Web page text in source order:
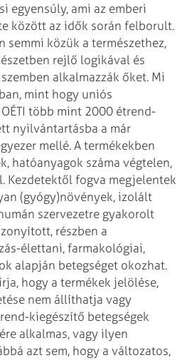
egyensúly, ami az emberi
között az idők során felborult.
semmi közük a természethez,
rejlő logikával és
alkalmazzák őket. Mi
mint hogy uniós
több mint 2000 étrend-
nyilvántartásba a már
mellé. A termékekben
hatóanyagok száma végtelen,
Kezdetektől fogva megjelentek
(gyógy)növények, izolált
szervezetre gyakorolt
részben a
élettani, farmakológiai,
alapján betegséget okozhat.
hogy a termékek jelölése,
nem állíthatja vagy
kiegészítő betegségek
alkalmas, vagy ilyen
azt sem, hogy a változatos,